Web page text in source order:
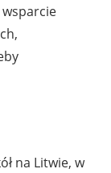
wsparcie
na Litwie, w